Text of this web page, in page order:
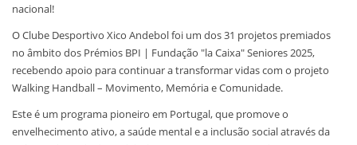
nacional!
O Clube Desportivo Xico Andebol foi um dos 31 projetos premiados
no âmbito dos Prémios BPI | Fundação "la Caixa" Seniores 2025,
recebendo apoio para continuar a transformar vidas com o projeto
Walking Handball – Movimento, Memória e Comunidade.
Este é um programa pioneiro em Portugal, que promove o
envelhecimento ativo, a saúde mental e a inclusão social através da